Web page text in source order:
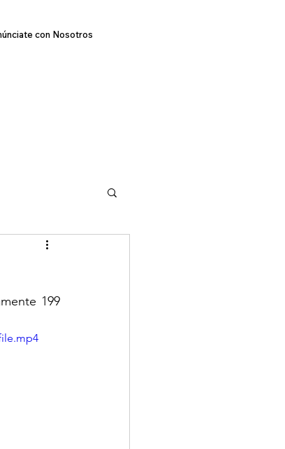
con Nosotros
TECNOLOGIA
DEPORTES
199